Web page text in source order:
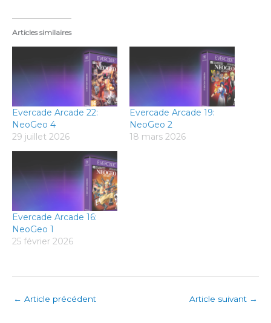
Articles similaires
Evercade Arcade 22:
NeoGeo 4
29 juillet 2026
Evercade Arcade 19:
NeoGeo 2
18 mars 2026
Evercade Arcade 16:
NeoGeo 1
25 février 2026
← Article précédent Article suivant →